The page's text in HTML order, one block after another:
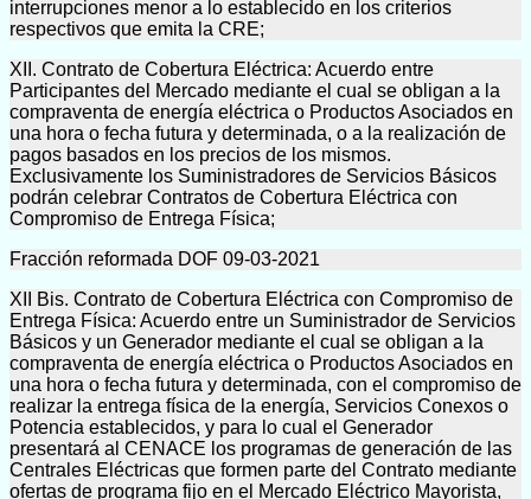
interrupciones menor a lo establecido en los criterios
respectivos que emita la CRE;
XII. Contrato de Cobertura Eléctrica: Acuerdo entre
Participantes del Mercado mediante el cual se obligan a la
compraventa de energía eléctrica o Productos Asociados en
una hora o fecha futura y determinada, o a la realización de
pagos basados en los precios de los mismos.
Exclusivamente los Suministradores de Servicios Básicos
podrán celebrar Contratos de Cobertura Eléctrica con
Compromiso de Entrega Física;
Fracción reformada DOF 09-03-2021
XII Bis. Contrato de Cobertura Eléctrica con Compromiso de
Entrega Física: Acuerdo entre un Suministrador de Servicios
Básicos y un Generador mediante el cual se obligan a la
compraventa de energía eléctrica o Productos Asociados en
una hora o fecha futura y determinada, con el compromiso de
realizar la entrega física de la energía, Servicios Conexos o
Potencia establecidos, y para lo cual el Generador
presentará al CENACE los programas de generación de las
Centrales Eléctricas que formen parte del Contrato mediante
ofertas de programa fijo en el Mercado Eléctrico Mayorista,